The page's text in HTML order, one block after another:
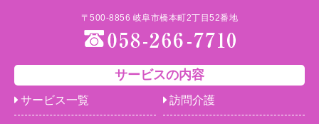
〒500-8856 岐阜市橋本町2丁目52番地
サービスの内容
サービス一覧 訪問介護